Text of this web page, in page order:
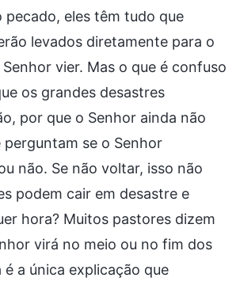
pecado, eles têm tudo que
levados diretamente para o
vier. Mas o que é confuso
os grandes desastres
por que o Senhor ainda não
perguntam se o Senhor
não. Se não voltar, isso não
podem cair em desastre e
hora? Muitos pastores dizem
virá no meio ou no fim dos
é a única explicação que